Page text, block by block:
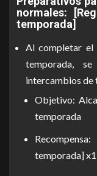
normales:
temporada]
Al completar el
temporada,
intercambios de
Objetivo:
temporada
temporada] x1